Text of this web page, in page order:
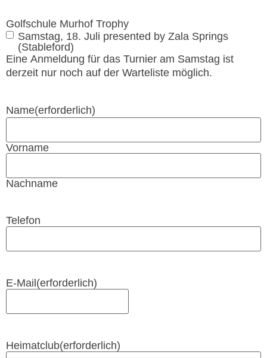
Golfschule Murhof Trophy
Samstag, 18. Juli presented by Zala Springs
(Stableford)
Eine Anmeldung für das Turnier am Samstag ist
derzeit nur noch auf der Warteliste möglich.
Name(erforderlich)
Vorname
Nachname
Telefon
E-Mail(erforderlich)
Heimatclub(erforderlich)